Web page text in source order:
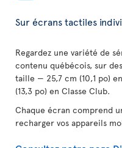
Sur écrans tactiles
Regardez une variété de
contenu québécois, sur
taille — 25,7 cm (10,1 po)
(13,3 po) en Classe Club.
Chaque écran comprend
recharger vos appareils